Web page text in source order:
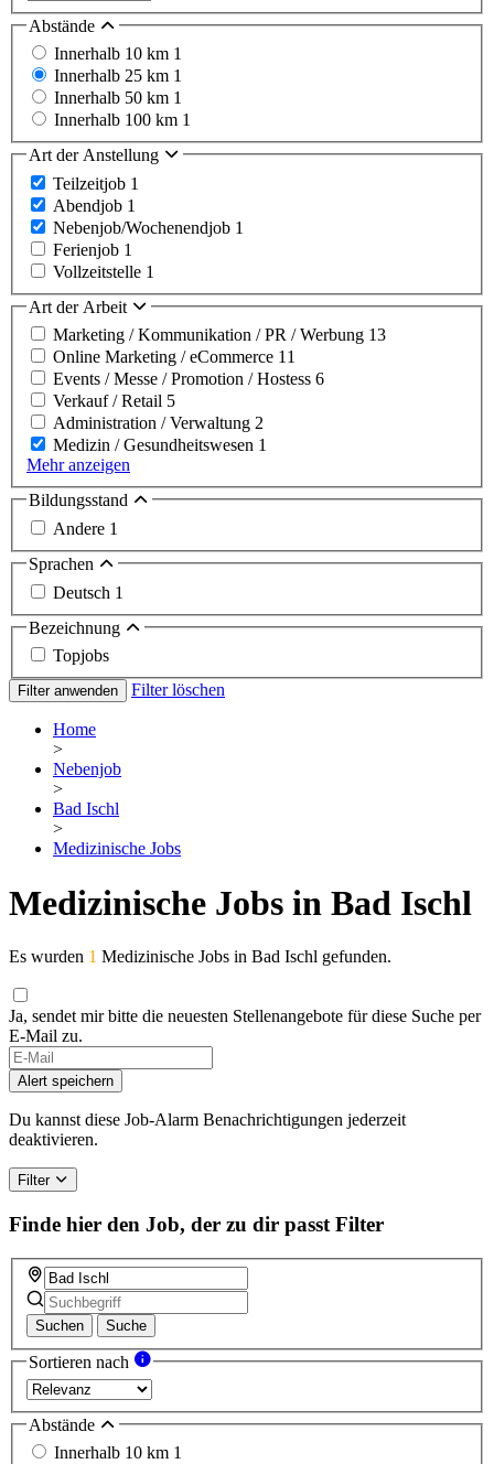
Abstände
Innerhalb 10 km 1
Innerhalb 25 km 1
Innerhalb 50 km 1
Innerhalb 100 km 1
Art der Anstellung
Teilzeitjob 1
Abendjob 1
Nebenjob/Wochenendjob 1
Ferienjob 1
Vollzeitstelle 1
Art der Arbeit
Marketing / Kommunikation / PR / Werbung 13
Online Marketing / eCommerce 11
Events / Messe / Promotion / Hostess 6
Verkauf / Retail 5
Administration / Verwaltung 2
Medizin / Gesundheitswesen 1
Mehr anzeigen
Bildungsstand
Andere 1
Sprachen
Deutsch 1
Bezeichnung
Topjobs
Filter anwenden Filter löschen
Home
>
Nebenjob
>
Bad Ischl
>
Medizinische Jobs
Medizinische Jobs in Bad Ischl
Es wurden 1 Medizinische Jobs in Bad Ischl gefunden.
Ja, sendet mir bitte die neuesten Stellenangebote für diese Suche per
E-Mail zu.
Alert speichern
Du kannst diese Job-Alarm Benachrichtigungen jederzeit
deaktivieren.
Filter
Finde hier den Job, der zu dir passt Filter
Suchen Suche
Sortieren nach
Abstände
Innerhalb 10 km 1